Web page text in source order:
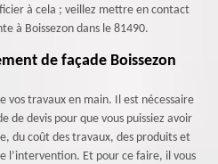
à cela ; veillez mettre en contact
à Boissezon dans le 81490.
de façade Boissezon
vos travaux en main. Il est nécessaire
de devis pour que vous puissiez avoir
du coût des travaux, des produits et
l’intervention. Et pour ce faire, il vous